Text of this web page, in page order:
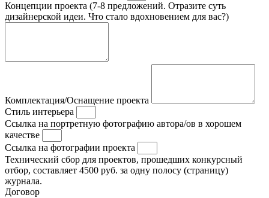
Концепции проекта (7-8 предложений. Отразите суть
дизайнерской идеи. Что стало вдохновением для вас?)
Комплектация/Оснащение проекта
Стиль интерьера
Ссылка на портретную фотографию автора/ов в хорошем
качестве
Ссылка на фотографии проекта
Технический сбор для проектов, прошедших конкурсный
отбор, составляет 4500 руб. за одну полосу (страницу)
журнала.
Договор